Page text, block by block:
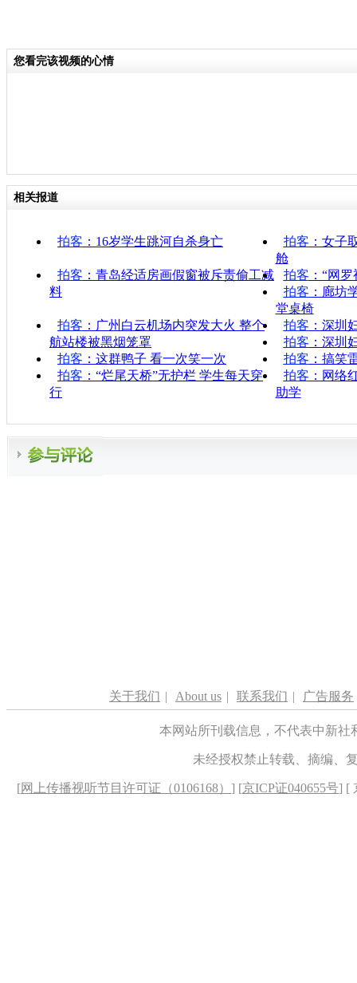
您看完该视频的心情
相关报道
拍客 ：16岁学生跳河自杀身亡 拍客 ：女子
舱
拍客 ：青岛经适房画假窗被斥责偷工减
料
拍客 ：“网
拍客 ：廊坊
堂桌椅
拍客 ：广州白云机场内突发大火 整个
航站楼被黑烟笼罩
拍客 ：深圳
拍客 ：深圳
拍客 ：这群鸭子 看一次笑一次 拍客 ：搞笑
拍客 ：“烂尾天桥”无护栏 学生每天穿
行
拍客 ：网络
助学
关于我们 | About us | 联系我们 | 广告服务
本网站所刊载信息，不代表中新
未经授权禁止转载、摘编、
[网上传播视听节目许可证（0106168） ] [京ICP证040655号] [